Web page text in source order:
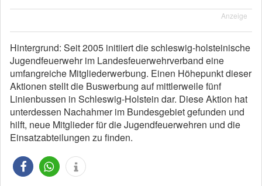
Anzeige
Hintergrund: Seit 2005 initiiert die schleswig-holsteinische
Jugendfeuerwehr im Landesfeuerwehrverband eine
umfangreiche Mitgliederwerbung. Einen Höhepunkt dieser
Aktionen stellt die Buswerbung auf mittlerweile fünf
Linienbussen in Schleswig-Holstein dar. Diese Aktion hat
unterdessen Nachahmer im Bundesgebiet gefunden und
hilft, neue Mitglieder für die Jugendfeuerwehren und die
Einsatzabteilungen zu finden.